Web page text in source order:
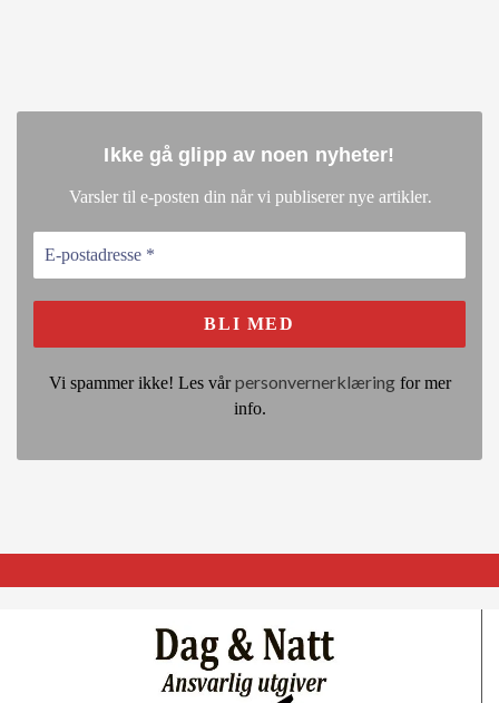
Ikke gå glipp av noen nyheter!
Varsler til e-posten din når vi publiserer nye artikler.
Vi spammer ikke! Les vårpersonvernerklæringfor mer
info.